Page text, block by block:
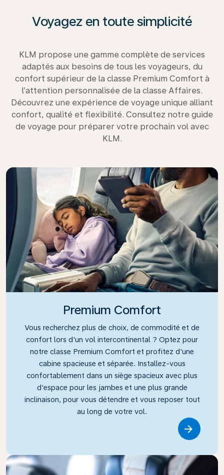
Voyagez en toute simplicité
KLM propose une gamme complète de services
adaptés aux besoins de tous les voyageurs, du
confort supérieur de la classe Premium Comfort à
l’attention personnalisée de la classe Affaires.
Découvrez une expérience de voyage unique alliant
confort, qualité et flexibilité. Consultez notre guide
de voyage pour préparer votre prochain vol avec
KLM.
Premium Comfort
Vous recherchez plus de choix, de commodité et de
confort lors d'un vol intercontinental ? Optez pour
notre classe Premium Comfort et profitez d'une
cabine spacieuse et séparée. Installez-vous
confortablement dans un siège spacieux avec plus
d'espace pour les jambes et une plus grande
inclinaison, pour vous détendre et vous reposer tout
au long de votre vol.